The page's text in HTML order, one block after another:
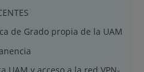
de Grado propia de la UAM